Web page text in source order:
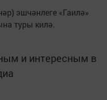
эшчәнлеге «Гаилә»
туры килә.
и интересным в